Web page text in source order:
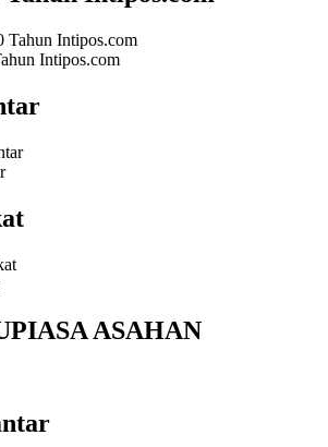
Intipos.com
ASAHAN